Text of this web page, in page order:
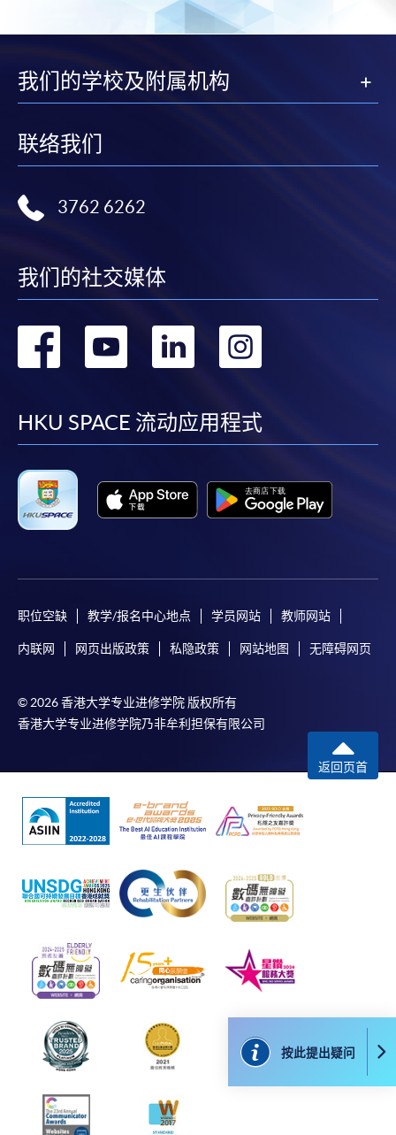
除由学院裁定的特殊情况（例如课程因报名人数不足
而取消）之外，一切已缴费用概不退还。如获学院批
支票或缴费灵（只限网上付款）方式缴交之款项，将
除本学院网页所列明的学费外，个别课程或有其他额
外收费，详情请联络有关学科职员。
学费及学额不得转让他人。一经取录，学员不得转读
其他课程，惟学院对特殊情况，可酌情处理。转读申
学院对邮递失误而遗失的支票或本票、付款收据或个
人资料，概不负责。
上足够邮资的回邮信封、连同划线支票交回本学院。
每张收据申请费用为港币30 元。支票抬头注明「香
按此提出疑问
折
我们的学校及附属机构
联络我们
3762 6262
我们的社交媒体
转
facebook
转
youtube
转
linkedin
HKU SPACE 流动应用程式
职位空缺 教学/报名中心地点 学员网站 教师网站
内联网 网页出版政策 私隐政策 网站地图 无障碍网页
© 2026 香港大学专业进修学院 版权所有
香港大学专业进修学院乃非牟利担保有限公司
返回页首